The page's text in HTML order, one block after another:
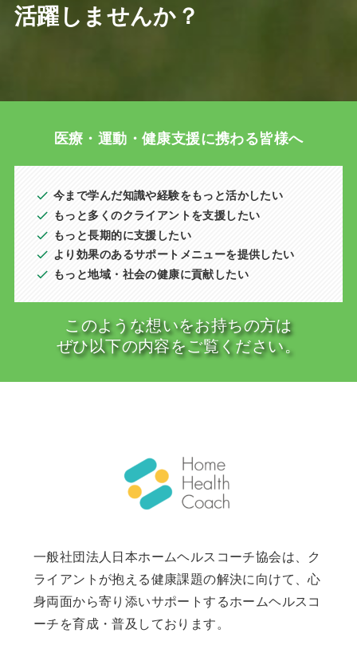
活躍しませんか？
医療・運動・健康支援に携わる皆様へ
今まで学んだ知識や経験をもっと活かしたい
もっと多くのクライアントを支援したい
もっと長期的に支援したい
より効果のあるサポートメニューを提供したい
もっと地域・社会の健康に貢献したい
このような想いをお持ちの方は
ぜひ以下の内容をご覧ください。
一般社団法人日本ホームヘルスコーチ協会は、ク
ライアントが抱える健康課題の解決に向けて、心
身両面から寄り添いサポートするホームヘルスコ
ーチを育成・普及しております。